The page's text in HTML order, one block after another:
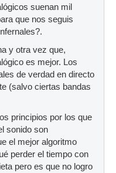
suenan mil
que nos seguis
y otra vez que,
es mejor. Los
de verdad en directo
(salvo ciertas bandas
principios por los que
sonido son
el mejor algoritmo
perder el tiempo con
pero es que no logro